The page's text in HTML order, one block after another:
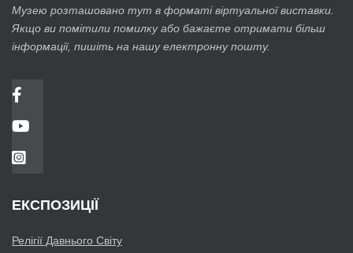
Музею розташовано тут в форматі віртуальної виставки.
Якщо ви помітили помилку або бажаєте отримати більш
інформації, пишіть на нашу електронну пошту.
ЕКСПОЗИЦІЇ
Релігії Давнього Світу